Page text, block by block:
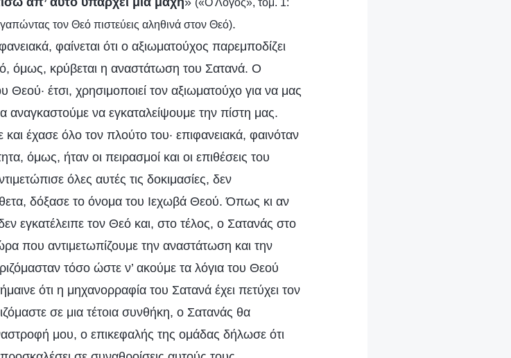
τον Θεό πιστεύεις αληθινά στον Θεό).
φαίνεται ότι ο αξιωματούχος παρεμποδίζει
όμως, κρύβεται η αναστάτωση του Σατανά. Ο
Θεού· έτσι, χρησιμοποιεί τον αξιωματούχο για να μας
αναγκαστούμε να εγκαταλείψουμε την πίστη μας.
έχασε όλο τον πλούτο του· επιφανειακά, φαινόταν
όμως, ήταν οι πειρασμοί και οι επιθέσεις του
όλες αυτές τις δοκιμασίες, δεν
δόξασε το όνομα του Ιεχωβά Θεού. Όπως κι αν
εγκατέλειπε τον Θεό και, στο τέλος, ο Σατανάς στο
που αντιμετωπίζουμε την αναστάτωση και την
τόσο ώστε ν’ ακούμε τα λόγια του Θεού
ότι η μηχανορραφία του Σατανά έχει πετύχει τον
σε μια τέτοια συνθήκη, ο Σατανάς θα
μου, ο επικεφαλής της ομάδας δήλωσε ότι